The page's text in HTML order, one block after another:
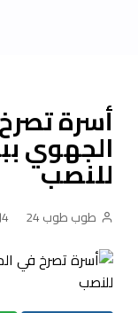
contentأسرة
الجهوي
للنصب
طوب طوب 24 4 يونيو، 2016